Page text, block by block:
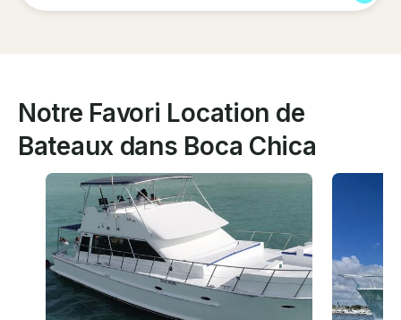
Notre Favori Location de
Bateaux dans Boca Chica